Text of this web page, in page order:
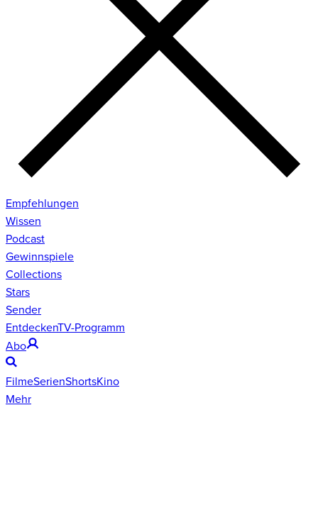
Empfehlungen
Wissen
Podcast
Gewinnspiele
Collections
Stars
Sender
EntdeckenTV-Programm
Abo
FilmeSerienShortsKino
Mehr